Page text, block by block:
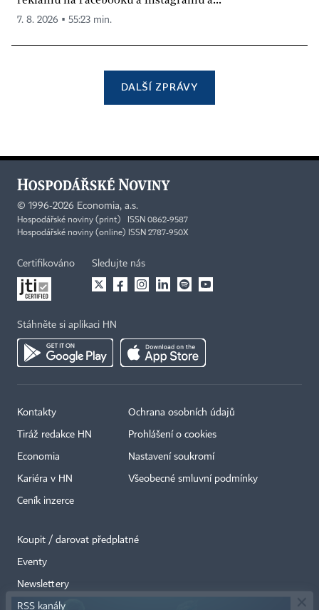
7. 8. 2026 ▪ 55:23 min.
DALŠÍ ZPRÁVY
© 1996-2026 Economia, a.s.
Hospodářské noviny (print) ISSN 0862-9587
Hospodářské noviny (online) ISSN 2787-950X
Certifikováno Sledujte nás
Stáhněte si aplikaci HN
Kontakty
Tiráž redakce HN
Economia
Kariéra v HN
Ceník inzerce
Ochrana osobních údajů
Prohlášení o cookies
Nastavení soukromí
Všeobecné smluvní podmínky
Koupit / darovat předplatné
Eventy
Newslettery
RSS kanály